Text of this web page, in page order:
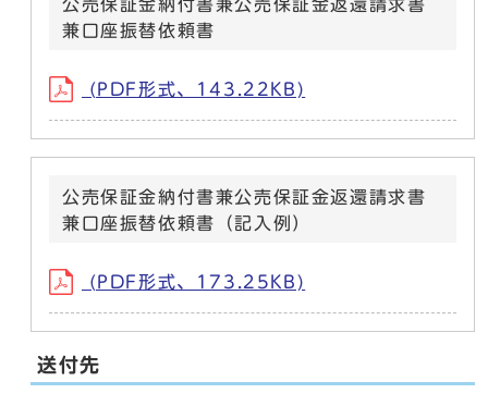
公売保証金納付書兼公売保証金返還請求書
兼口座振替依頼書
(PDF形式、143.22KB)
公売保証金納付書兼公売保証金返還請求書
兼口座振替依頼書（記入例）
(PDF形式、173.25KB)
送付先